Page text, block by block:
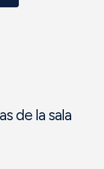
de la sala